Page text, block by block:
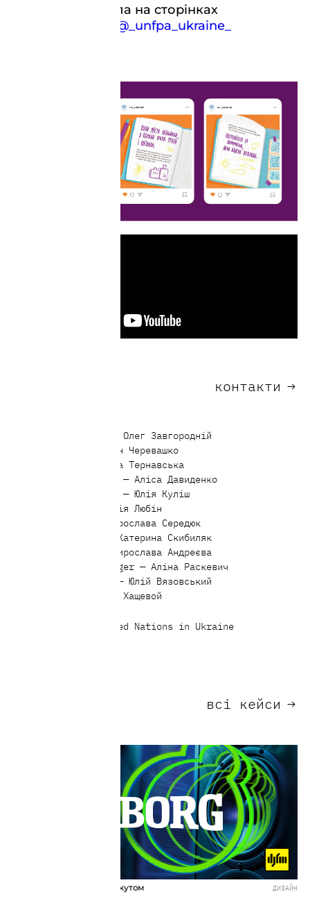
Кампанія тривала на сторінках
@_unfpa_ukraine_
контакти→
Creative Director — Олег Завгородній
Head of Copy — Антон Черевашко
Art Director — Ірина Тернавська
Creative Copywriter — Аліса Давиденко
Creative Copywriter — Юлія Куліш
Illustrator — Валерія Любін
Motion Designer — Ярослава Середюк
Account Director — Катерина Скибиляк
Account Manager — Мирослава Андреєва
Junior Account Manager — Аліна Раскевич
Digital Specialist — Юлій Вязовський
Translator — Василь Хащевой
UNFPA Ukraine, United Nations in Ukraine
всі кейси→
TUBORG: Саунд під твоїм кутом ДИЗАЙН